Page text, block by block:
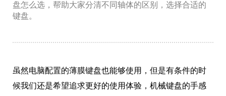
盘怎么选，帮助大家分清不同轴体的区别，选择合适的
键盘。
虽然电脑配置的薄膜键盘也能够使用，但是有条件的时
候我们还是希望追求更好的使用体验，机械键盘的手感